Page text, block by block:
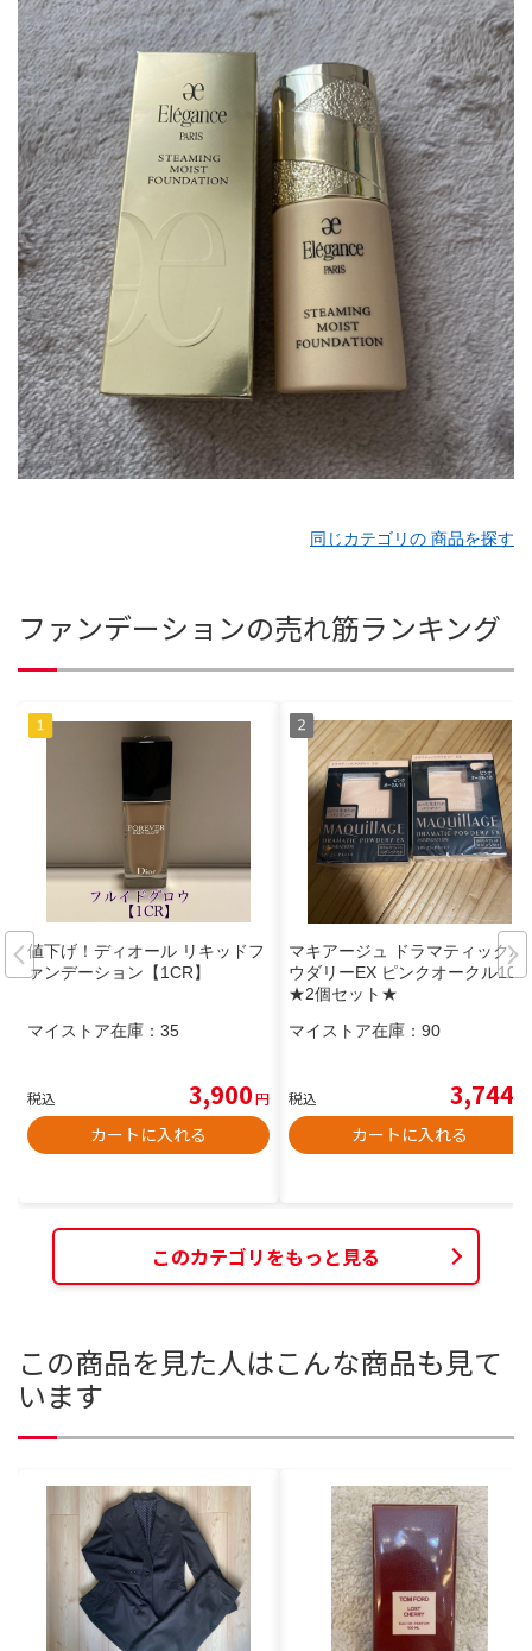
同じカテゴリの 商品を探す
ファンデーションの売れ筋ランキング
値下げ！ディオール リキッドフ
ァンデーション【1CR】
マイストア在庫： 35
税込 3,900円
カートに入れる
マキアージュ ドラマティックパ
ウダリーEX ピンクオークル10
★2個セット★
マイストア在庫： 90
税込 3,744
カートに入れる
このカテゴリをもっと見る
この商品を見た人はこんな商品も見て
います